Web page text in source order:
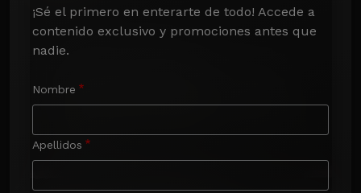
¡Sé el primero en enterarte de todo! Accede a
contenido exclusivo y promociones antes que
nadie.
Nombre
Apellidos